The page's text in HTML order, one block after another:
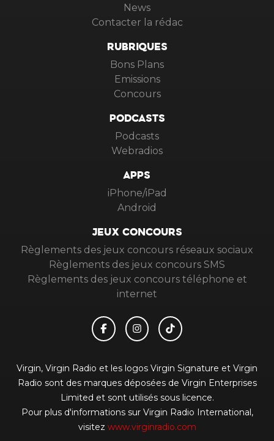
News
Contacter la rédac
RUBRIQUES
Bons Plans
Emissions
Concours
PODCASTS
Podcasts
Webradios
APPS
iPhone/iPad
Android
JEUX CONCOURS
Règlements des jeux concours réseaux sociaux
Règlements des jeux concours SMS
Règlements des jeux concours téléphone et
internet
Virgin, Virgin Radio et les logos Virgin Signature et Virgin
Radio sont des marques déposées de Virgin Enterprises
Limited et sont utilisés sous licence.
Pour plus d'informations sur Virgin Radio International,
visitez www.virginradio.com